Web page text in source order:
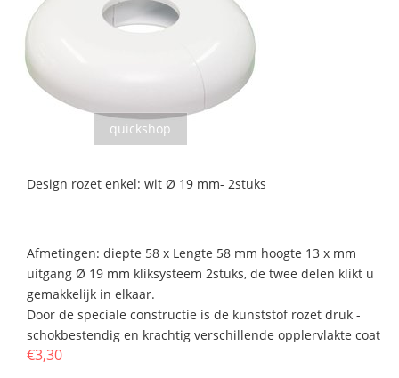
quickshop
Design rozet enkel: wit Ø 19 mm- 2stuks
Afmetingen: diepte 58 x Lengte 58 mm hoogte 13 x mm
uitgang Ø 19 mm kliksysteem 2stuks, de twee delen klikt u
gemakkelijk in elkaar.
Door de speciale constructie is de kunststof rozet druk -
schokbestendig en krachtig verschillende opplervlakte coat
€3,30